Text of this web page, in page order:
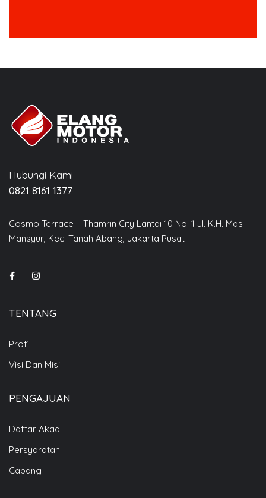
Hubungi Kami
0821 8161 1377
Cosmo Terrace – Thamrin City Lantai 10 No. 1 Jl. K.H. Mas
Mansyur, Kec. Tanah Abang, Jakarta Pusat
TENTANG
Profil
Visi Dan Misi
PENGAJUAN
Daftar Akad
Persyaratan
Cabang